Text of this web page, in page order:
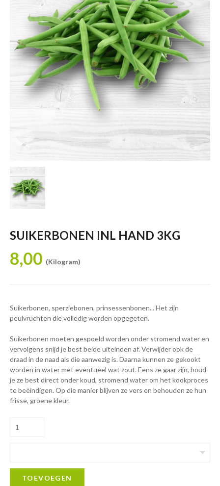
SUIKERBONEN INL HAND 3KG
8,00 (Kilogram)
Suikerbonen, sperziebonen, prinsessenbonen... Het zijn
peulvruchten die volledig worden opgegeten.
Suikerbonen moeten gespoeld worden onder stromend water en
vervolgens snijd je best beide uiteinden af. Verwijder ook de
draad in de naad als die aanwezig is. Daarna kunnen ze gekookt
worden in water met eventueel wat zout. Eens ze gaar zijn, houd
je ze best direct onder koud, stromend water om het kookproces
te beëindigen. Op die manier blijven ze vers en behouden ze hun
frisse, groene kleur.
TOEVOEGEN